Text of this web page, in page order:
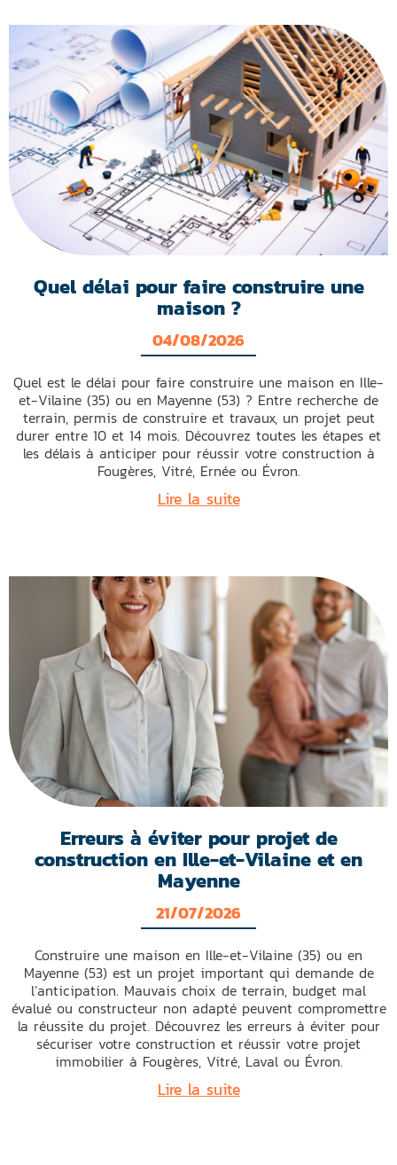
Quel délai pour faire construire une
maison ?
04/08/2026
Quel est le délai pour faire construire une maison en Ille-
et-Vilaine (35) ou en Mayenne (53) ? Entre recherche de
terrain, permis de construire et travaux, un projet peut
durer entre 10 et 14 mois. Découvrez toutes les étapes et
les délais à anticiper pour réussir votre construction à
Fougères, Vitré, Ernée ou Évron.
Lire la suite
Erreurs à éviter pour projet de
construction en Ille-et-Vilaine et en
Mayenne
21/07/2026
Construire une maison en Ille-et-Vilaine (35) ou en
Mayenne (53) est un projet important qui demande de
l’anticipation. Mauvais choix de terrain, budget mal
évalué ou constructeur non adapté peuvent compromettre
la réussite du projet. Découvrez les erreurs à éviter pour
sécuriser votre construction et réussir votre projet
immobilier à Fougères, Vitré, Laval ou Évron.
Lire la suite